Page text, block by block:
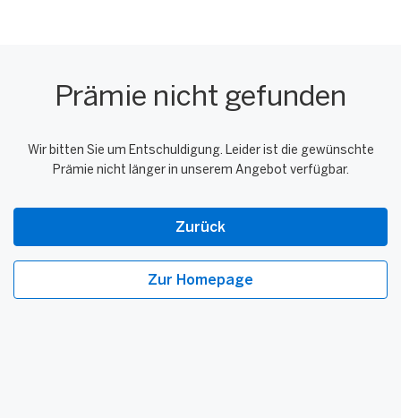
Prämie nicht gefunden
Wir bitten Sie um Entschuldigung. Leider ist die gewünschte
Prämie nicht länger in unserem Angebot verfügbar.
Zurück
Zur Homepage